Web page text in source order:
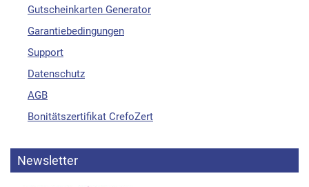
Gutscheinkarten Generator
Garantiebedingungen
Support
Datenschutz
AGB
Bonitätszertifikat CrefoZert
Newsletter